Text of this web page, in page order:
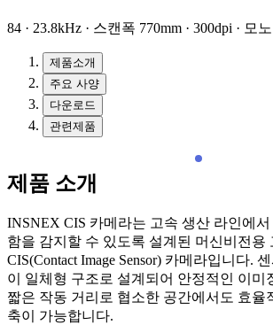
84 · 23.8kHz · 스캔폭 770mm · 300dpi · 모
제품소개
주요 사양
다운로드
관련제품
제품 소개
INSNEX CIS 카메라는 고속 생산 라인에
함을 감지할 수 있도록 설계된 머신비전용
CIS(Contact Image Sensor) 카메라입니다.
이 일체형 구조로 설계되어 안정적인 이미
짧은 작동 거리로 협소한 공간에서도 효율
축이 가능합니다.